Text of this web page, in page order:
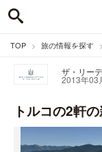
TOP 旅の情報を探す
ザ・リー
2013年03
トルコの2軒